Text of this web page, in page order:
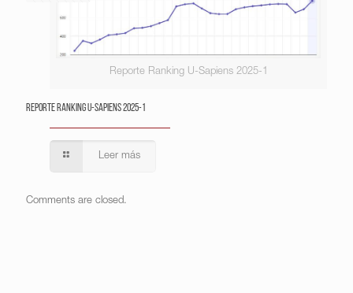
Reporte Ranking U-Sapiens 2025-1
Reporte Ranking U-Sapiens 2025-1
Leer más
Comments are closed.